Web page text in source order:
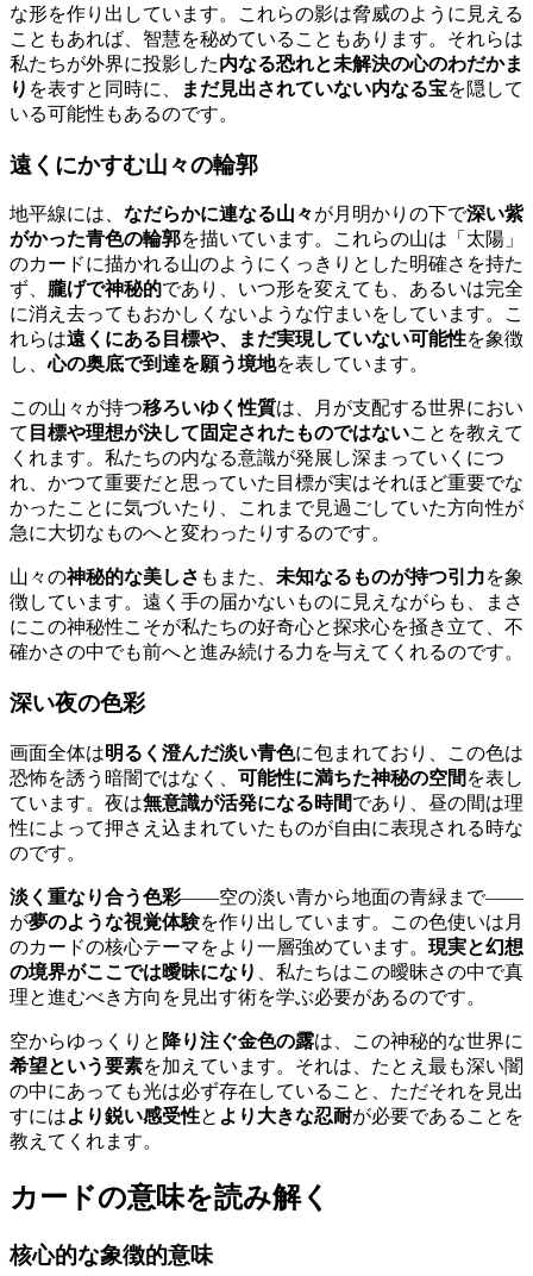
な形を作り出しています。これらの影は脅威のように見える
こともあれば、智慧を秘めていることもあります。それらは
私たちが外界に投影した内なる恐れと未解決の心のわだかま
り を表すと同時に、 まだ見出されていない内なる宝を隠して
いる可能性もあるのです。
遠くにかすむ山々の輪郭
地平線には、 なだらかに連なる山々が月明かりの下で深い紫
がかった青色の輪郭を描いています。これらの山は「太陽」
のカードに描かれる山のようにくっきりとした明確さを持た
ず、 朧げで神秘的であり、いつ形を変えても、あるいは完全
に消え去ってもおかしくないような佇まいをしています。こ
れらは遠くにある目標や、まだ実現していない可能性を象徴
し、心の奥底で到達を願う境地を表しています。
この山々が持つ移ろいゆく性質は、月が支配する世界におい
て 目標や理想が決して固定されたものではないことを教えて
くれます。私たちの内なる意識が発展し深まっていくにつ
れ、かつて重要だと思っていた目標が実はそれほど重要でな
かったことに気づいたり、これまで見過ごしていた方向性が
急に大切なものへと変わったりするのです。
山々の神秘的な美しさ もまた、 未知なるものが持つ引力を象
徴しています。遠く手の届かないものに見えながらも、まさ
にこの神秘性こそが私たちの好奇心と探求心を掻き立て、不
確かさの中でも前へと進み続ける力を与えてくれるのです。
深い夜の色彩
画面全体は明るく澄んだ淡い青色に包まれており、この色は
恐怖を誘う暗闇ではなく、 可能性に満ちた神秘の空間 を表し
ています。夜は無意識が活発になる時間であり、昼の間は理
性によって押さえ込まれていたものが自由に表現される時な
のです。
淡く重なり合う色彩——空の淡い青から地面の青緑まで——
が夢のような視覚体験を作り出しています。この色使いは月
のカードの核心テーマをより一層強めています。 現実と幻想
の境界がここでは曖昧になり
、私たちはこの曖昧さの中で真
理と進むべき方向を見出す術を学ぶ必要があるのです。
空からゆっくりと 降り注ぐ金色の露は、この神秘的な世界に
希望という要素を加えています。それは、たとえ最も深い闇
の中にあっても光は必ず存在していること、ただそれを見出
すにはより鋭い感受性と より大きな忍耐が必要であることを
教えてくれます。
カードの意味を読み解く
核心的な象徴的意味